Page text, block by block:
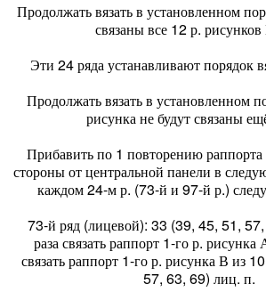
Продолжать вязать в установленном
связаны все 12 р.
Эти 24 ряда устанавливают порядок
Продолжать вязать в установленном
рисунка не будут связаны
Прибавить по 1 повторению
стороны от центральной панели в
каждом 24-м р. (73-й и 97-й р.)
73-й ряд (лицевой): 33 (39, 45, 51,
раза связать раппорт 1-го р.
связать раппорт 1-го р. рисунка В из
57, 63, 69) лиц. п.